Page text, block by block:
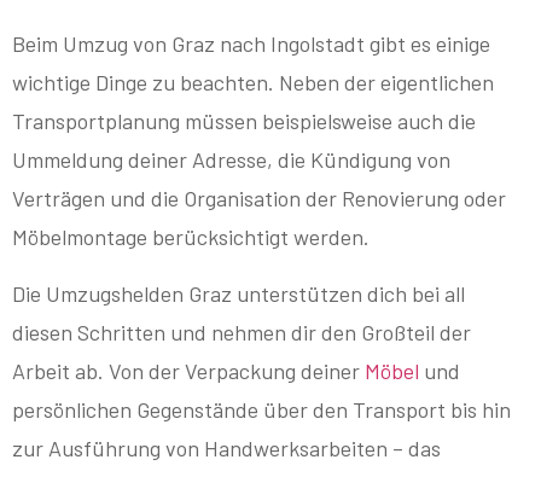
Beim Umzug von Graz nach Ingolstadt gibt es einige
wichtige Dinge zu beachten. Neben der eigentlichen
Transportplanung müssen beispielsweise auch die
Ummeldung deiner Adresse, die Kündigung von
Verträgen und die Organisation der Renovierung oder
Möbelmontage berücksichtigt werden.
Die Umzugshelden Graz unterstützen dich bei all
diesen Schritten und nehmen dir den Großteil der
Arbeit ab. Von der Verpackung deiner Möbel und
persönlichen Gegenstände über den Transport bis hin
zur Ausführung von Handwerksarbeiten – das